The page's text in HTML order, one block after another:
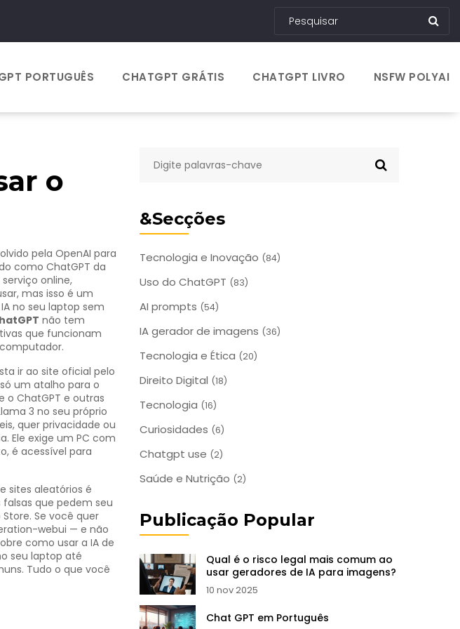
PORTUGUÊS CHATGPT GRÁTIS CHATGPT LIVRO NSFW POLYAI
&Secções
Tecnologia e Inovação (84)
Uso do ChatGPT (83)
AI prompts (54)
IA gerador de imagens (36)
Tecnologia e Ética (20)
Direito Digital (18)
Tecnologia (16)
Curiosidades (6)
Chatgpt use (2)
Saúde e Nutrição (2)
Publicação Popular
Qual é o risco legal mais comum ao
usar geradores de IA para imagens?
10 nov 2025
Chat GPT em Português
o
pela OpenAI para
como ChatGPT da
online,
mas isso é um
no seu laptop sem
não tem
que funcionam
ir ao site oficial pelo
um atalho para o
ChatGPT e outras
3 no seu próprio
quer privacidade ou
Ele exige um PC com
é acessível para
sites aleatórios é
que pedem seu
Se você quer
webui — e não
como usar a IA de
seu laptop até
Tudo o que você